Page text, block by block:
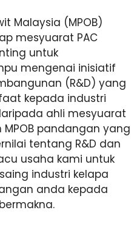
Malaysia (MPOB)
mesyuarat PAC
untuk
mengenai inisiatif
(R&D) yang
kepada industri
ahli mesyuarat
pandangan yang
tentang R&D dan
usaha kami untuk
industri kelapa
anda kepada